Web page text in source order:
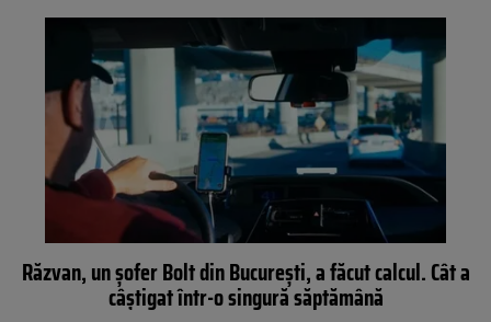
Răzvan, un șofer Bolt din București, a făcut calcul. Cât a
câștigat într-o singură săptămână